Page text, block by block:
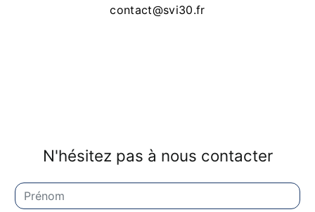
contact@svi30.fr
N'hésitez pas à nous contacter